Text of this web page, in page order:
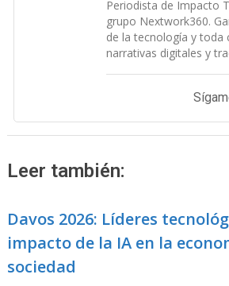
Periodista de Impacto
grupo Nextwork360.
de la tecnología y toda
narrativas digitales y
Leer también:
Davos 2026: Líderes
impacto de la IA en la
sociedad